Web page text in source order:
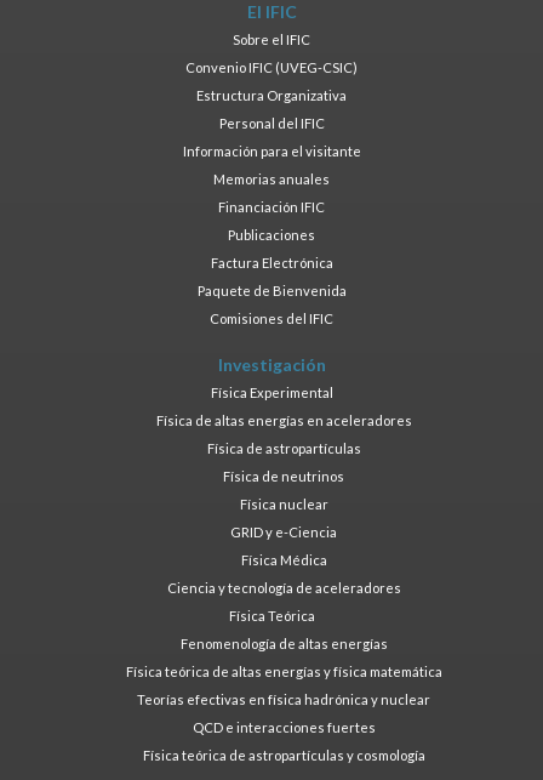
El IFIC
Sobre el IFIC
Convenio IFIC (UVEG-CSIC)
Estructura Organizativa
Personal del IFIC
Información para el visitante
Memorias anuales
Financiación IFIC
Publicaciones
Factura Electrónica
Paquete de Bienvenida
Comisiones del IFIC
Investigación
Física Experimental
Física de altas energías en aceleradores
Física de astropartículas
Física de neutrinos
Física nuclear
GRID y e-Ciencia
Física Médica
Ciencia y tecnología de aceleradores
Física Teórica
Fenomenología de altas energías
Física teórica de altas energías y física matemática
Teorías efectivas en física hadrónica y nuclear
QCD e interacciones fuertes
Física teórica de astropartículas y cosmología